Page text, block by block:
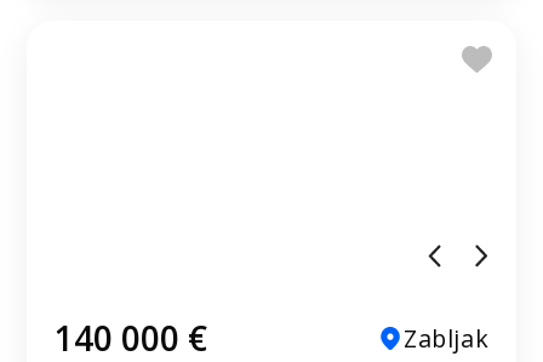
140 000 €
Zabljak